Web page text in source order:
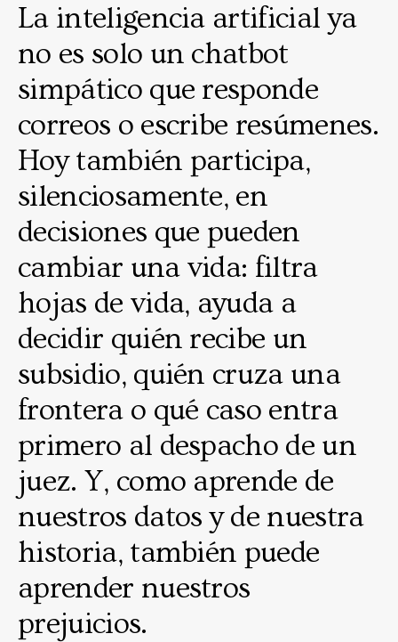
La inteligencia artificial ya
no es solo un chatbot
simpático que responde
correos o escribe resúmenes.
Hoy también participa,
silenciosamente, en
decisiones que pueden
cambiar una vida: filtra
hojas de vida, ayuda a
decidir quién recibe un
subsidio, quién cruza una
frontera o qué caso entra
primero al despacho de un
juez. Y, como aprende de
nuestros datos y de nuestra
historia, también puede
aprender nuestros
prejuicios.